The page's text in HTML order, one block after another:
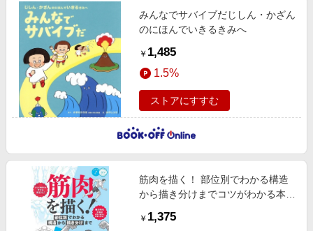
みんなでサバイブだじしん・かざん
のにほんでいきるきみへ
￥ 1,485
1.5%
ストアにすすむ
筋肉を描く！ 部位別でわかる構造
から描き分けまでコツがわかる本
￥ 1,375